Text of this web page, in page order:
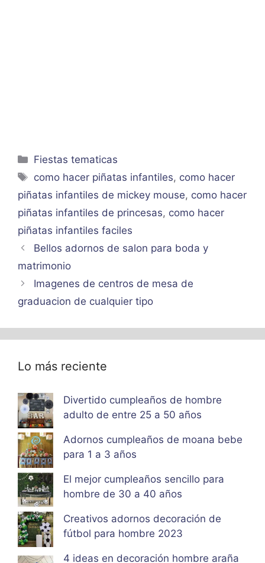
Categorías
Fiestas tematicas
Etiquetas
como hacer piñatas infantiles, como hacer
piñatas infantiles de mickey mouse, como hacer
piñatas infantiles de princesas, como hacer
piñatas infantiles faciles
Bellos adornos de salon para boda y
matrimonio
Imagenes de centros de mesa de
graduacion de cualquier tipo
Lo más reciente
Divertido cumpleaños de hombre
adulto de entre 25 a 50 años
Adornos cumpleaños de moana bebe
para 1 a 3 años
El mejor cumpleaños sencillo para
hombre de 30 a 40 años
Creativos adornos decoración de
fútbol para hombre 2023
4 ideas en decoración hombre araña